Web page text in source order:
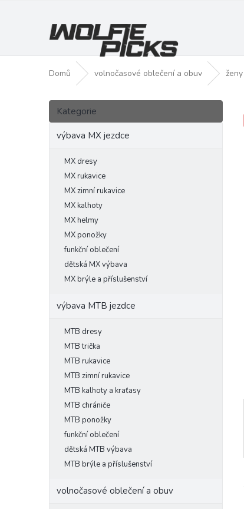
Domů volnočasové oblečení a obuv ženy
P
s
Přeskočit
kategorie
Kategorie
výbava MX jezdce
MX dresy
MX rukavice
MX zimní rukavice
MX kalhoty
MX helmy
MX ponožky
funkční oblečení
dětská MX výbava
MX brýle a příslušenství
výbava MTB jezdce
MTB dresy
MTB trička
MTB rukavice
MTB zimní rukavice
MTB kalhoty a kraťasy
MTB chrániče
MTB ponožky
funkční oblečení
dětská MTB výbava
MTB brýle a příslušenství
volnočasové oblečení a obuv